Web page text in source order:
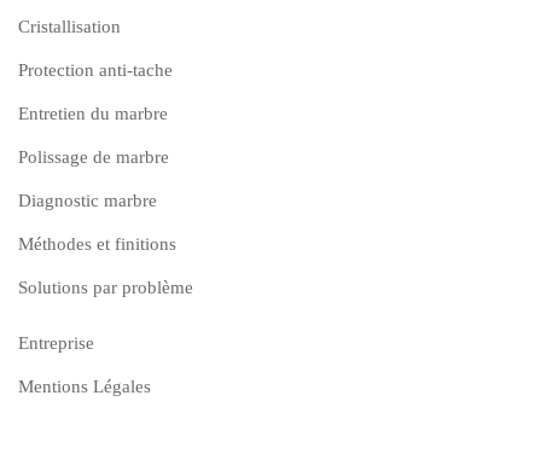
Cristallisation
Protection anti-tache
Entretien du marbre
Polissage de marbre
Diagnostic marbre
Méthodes et finitions
Solutions par problème
Entreprise
Mentions Légales